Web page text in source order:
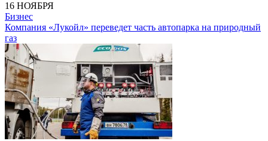
16 НОЯБРЯ
Бизнес
Компания «Лукойл» переведет часть автопарка на природный
газ